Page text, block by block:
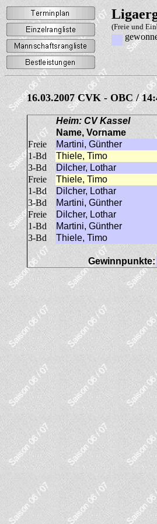
(Freie und
16.03.2007 CVK - OBC /
Heim: CV Kassel
Name, Vorname
Freie
Martini, Günther
1-Bd
Thiele, Timo
3-Bd
Dilcher, Lothar
Freie
Thiele, Timo
1-Bd
Dilcher, Lothar
3-Bd
Martini, Günther
Freie
Dilcher, Lothar
1-Bd
Martini, Günther
3-Bd
Thiele, Timo
Gewinnpunkte: